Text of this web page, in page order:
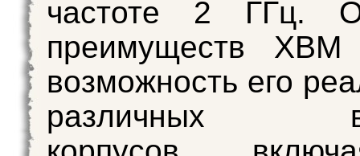
частоте 2 ГГц.
преимуществ XBM
возможность его
различных